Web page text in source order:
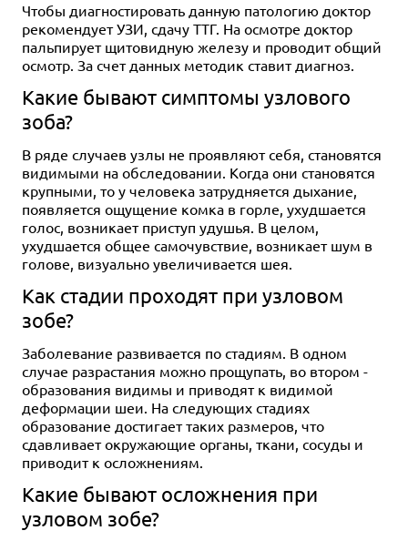
Чтобы диагностировать данную патологию доктор
рекомендует УЗИ, сдачу ТТГ. На осмотре доктор
пальпирует щитовидную железу и проводит общий
осмотр. За счет данных методик ставит диагноз.
Какие бывают симптомы узлового
зоба?
В ряде случаев узлы не проявляют себя, становятся
видимыми на обследовании. Когда они становятся
крупными, то у человека затрудняется дыхание,
появляется ощущение комка в горле, ухудшается
голос, возникает приступ удушья. В целом,
ухудшается общее самочувствие, возникает шум в
голове, визуально увеличивается шея.
Как стадии проходят при узловом
зобе?
Заболевание развивается по стадиям. В одном
случае разрастания можно прощупать, во втором -
образования видимы и приводят к видимой
деформации шеи. На следующих стадиях
образование достигает таких размеров, что
сдавливает окружающие органы, ткани, сосуды и
приводит к осложнениям.
Какие бывают осложнения при
узловом зобе?